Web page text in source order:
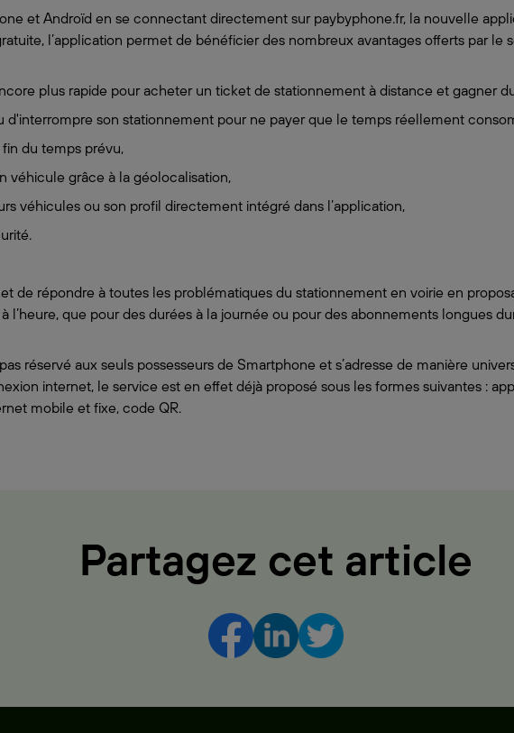
et Androïd en se connectant directement sur paybyphone.fr, la nouvelle
l’application permet de bénéficier des nombreux avantages offerts par le
plus rapide pour acheter un ticket de stationnement à distance et gagner
d'interrompre son stationnement pour ne payer que le temps réellement
du temps prévu,
véhicule grâce à la géolocalisation,
véhicules ou son profil directement intégré dans l’application,
de répondre à toutes les problématiques du stationnement en voirie en
l’heure, que pour des durées à la journée ou pour des abonnements longues
réservé aux seuls possesseurs de Smartphone et s’adresse de manière
internet, le service est en effet déjà proposé sous les formes suivantes :
mobile et fixe, code QR.
Partagez cet article